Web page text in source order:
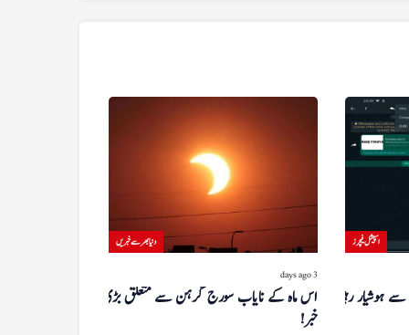
دنیا بھر سے خبریں
3 days ago
اس ماہ کے نایاب سورج گرہن سے متعلق بڑی
خبر!
اسپیشل فیچرز
ہوشیار رہیں